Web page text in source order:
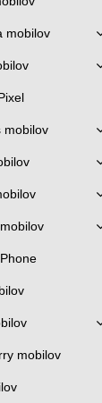
mobilov
mobilov
mobilov